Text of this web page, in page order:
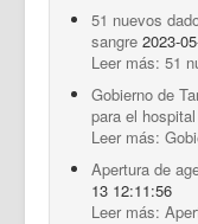
51 nuevos
sangre 2023-
Leer más: 51
Gobierno de
para el
Leer más:
Apertura de
13 12:11:56
Leer más: